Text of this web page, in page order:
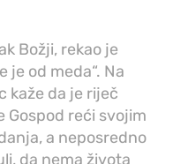
Božji, rekao je
je od meda“. Na
kaže da je riječ
Gospod reći svojim
a neposredno
da nema života